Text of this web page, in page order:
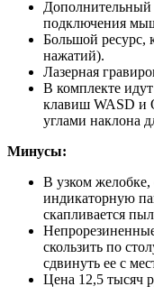
Дополнительный
подключения
Большой ресурс,
нажатий).
Лазерная
В комплекте
клавиш WASD и
углами наклона
Минусы:
В узком
индикаторную
скапливается
скользить по
сдвинуть ее с
Цена 12,5 тысяч